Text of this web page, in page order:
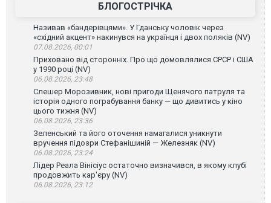
БЛОГОСТРІЧКА
Називав «бандерівцями». У Гданську чоловік через
«східний акцент» накинувся на українця і двох поляків (NV)
07.08.2026, 00:01
Приховано від сторонніх. Про що домовлялися СРСР і США
у 1990 році (NV)
06.08.2026, 23:48
Слешер Морозивник, нові пригоди Щенячого патруля та
історія одного пограбування банку — що дивитись у кіно
цього тижня (NV)
06.08.2026, 23:36
Зеленський та його оточення намагалися уникнути
вручення підозри Стефанішиній — Железняк (NV)
06.08.2026, 23:24
Лідер Реала Вінісіус остаточно визначився, в якому клубі
продовжить кар'єру (NV)
06.08.2026, 23:12